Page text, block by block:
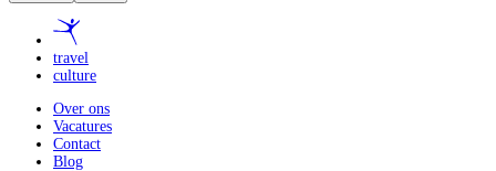
travel
culture
Over ons
Vacatures
Contact
Blog